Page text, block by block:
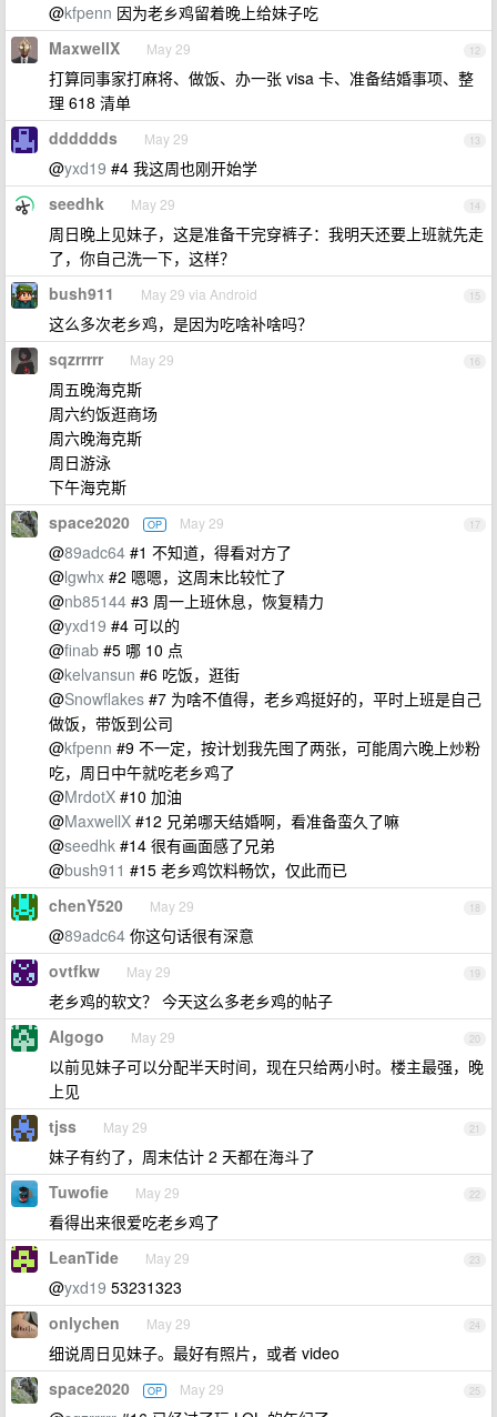
@kfpenn 因为老乡鸡留着晚上给妹子吃
12
MaxwellX May 29
打算同事家打麻将、做饭、办一张 visa 卡、准备结婚事项、整
理 618 清单
13
dddddds May 29
@yxd19 #4 我这周也刚开始学
14
seedhk May 29
周日晚上见妹子，这是准备干完穿裤子：我明天还要上班就先走
了，你自己洗一下，这样？
15
bush911 May 29 via Android
这么多次老乡鸡，是因为吃啥补啥吗？
16
sqzrrrrr May 29
周五晚海克斯
周六约饭逛商场
周六晚海克斯
周日游泳
下午海克斯
17
space2020 OP May 29
@89adc64 #1 不知道，得看对方了
@lgwhx #2 嗯嗯，这周末比较忙了
@nb85144 #3 周一上班休息，恢复精力
@yxd19 #4 可以的
@finab #5 哪 10 点
@kelvansun #6 吃饭，逛街
@Snowflakes #7 为啥不值得，老乡鸡挺好的，平时上班是自己
做饭，带饭到公司
@kfpenn #9 不一定，按计划我先囤了两张，可能周六晚上炒粉
吃，周日中午就吃老乡鸡了
@MrdotX #10 加油
@MaxwellX #12 兄弟哪天结婚啊，看准备蛮久了嘛
@seedhk #14 很有画面感了兄弟
@bush911 #15 老乡鸡饮料畅饮，仅此而已
18
chenY520 May 29
@89adc64 你这句话很有深意
19
ovtfkw May 29
老乡鸡的软文？ 今天这么多老乡鸡的帖子
20
AIgogo May 29
以前见妹子可以分配半天时间，现在只给两小时。楼主最强，晚
上见
21
tjss May 29
妹子有约了，周末估计 2 天都在海斗了
22
Tuwofie May 29
看得出来很爱吃老乡鸡了
23
LeanTide May 29
@yxd19 53231323
24
onlychen May 29
细说周日见妹子。最好有照片，或者 video
25
space2020 OP May 29